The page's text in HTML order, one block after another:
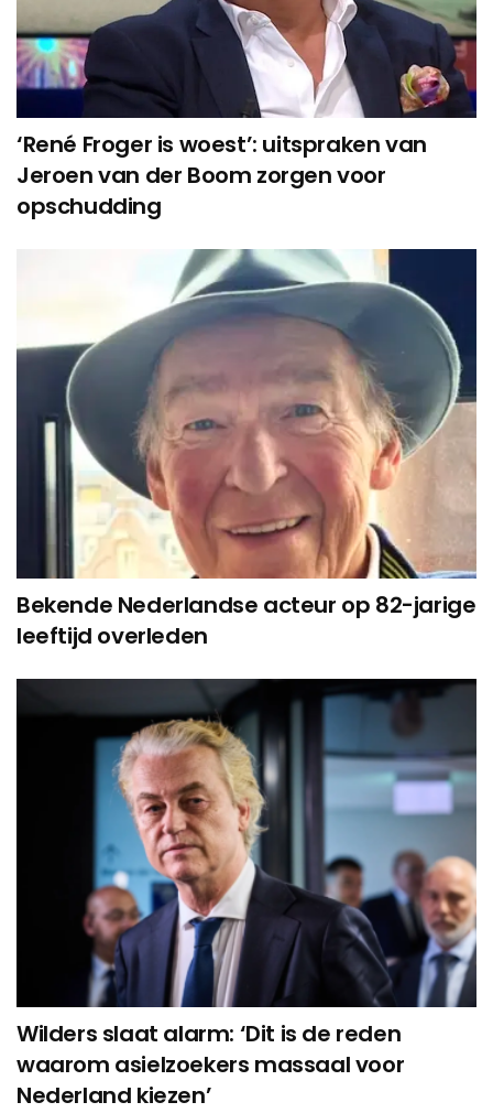
‘René Froger is woest’: uitspraken van
Jeroen van der Boom zorgen voor
opschudding
Bekende Nederlandse acteur op 82-jarige
leeftijd overleden
Wilders slaat alarm: ‘Dit is de reden
waarom asielzoekers massaal voor
Nederland kiezen’